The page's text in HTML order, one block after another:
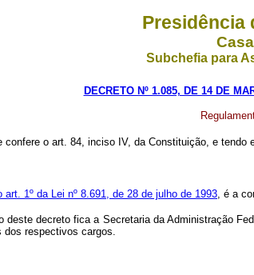
Presidência
Subchefia para
DECRETO Nº 1.085, DE 14 DE
confere o art. 84, inciso IV, da Constituição, e
art. 1º da Lei nº 8.691, de 28 de julho de 1993, é a
decreto fica a Secretaria da Administração
dos respectivos cargos.